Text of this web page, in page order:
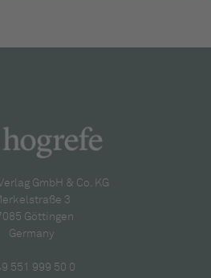
GmbH & Co. KG
3
Göttingen
Germany
551 999 50 0